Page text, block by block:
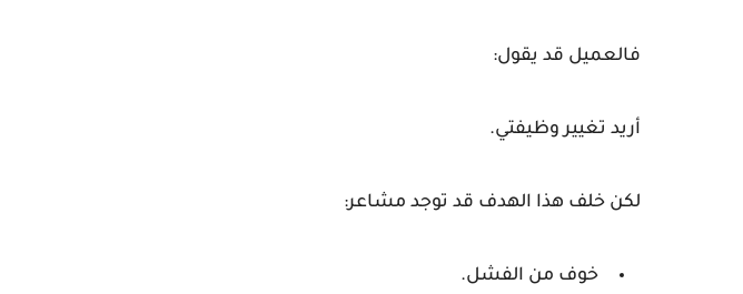
فالعميل قد يقول:
أريد تغيير وظيفتي.
لكن خلف هذا الهدف قد توجد مشاعر:
خوف من الفشل.